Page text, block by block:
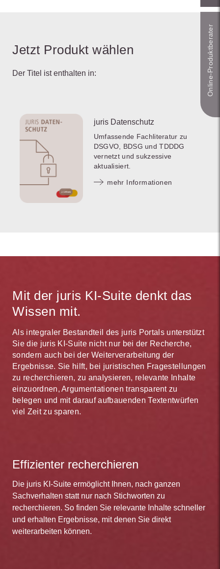
Jetzt Produkt wählen
Der Titel ist enthalten in:
juris Datenschutz
Umfassende Fachliteratur zu
DSGVO, BDSG und TDDDG
vernetzt und sukzessive
aktualisiert.
mehr Informationen
Mit der juris KI-Suite denkt das
Wissen mit.
Als integraler Bestandteil des juris Portals unterstützt
Sie die juris KI-Suite nicht nur bei der Recherche,
sondern auch bei der Weiterverarbeitung der
Ergebnisse. Sie hilft, bei juristischen Fragestellungen
zu recherchieren, zu analysieren, relevante Inhalte
einzuordnen, Argumentationen transparent zu
belegen und mit darauf aufbauenden Textentwürfen
viel Zeit zu sparen.
Effizienter recherchieren
Die juris KI-Suite ermöglicht Ihnen, nach ganzen
Sachverhalten statt nur nach Stichworten zu
recherchieren. So finden Sie relevante Inhalte schneller
und erhalten Ergebnisse, mit denen Sie direkt
weiterarbeiten können.
Online-Produkt­berater